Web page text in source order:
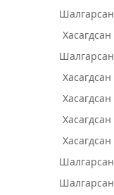
Шалгарсан
Хасагдсан
Шалгарсан
Хасагдсан
Хасагдсан
Хасагдсан
Хасагдсан
Шалгарсан
Шалгарсан